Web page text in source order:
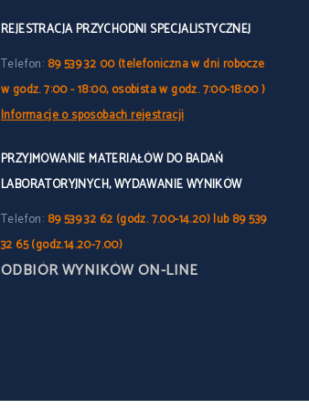
REJESTRACJA PRZYCHODNI SPECJALISTYCZNEJ
Telefon: 89 539 32 00 (telefoniczna w dni robocze
w godz. 7:00 - 18:00, osobista w godz. 7:00-18:00 )
Informacje o sposobach rejestracji
PRZYJMOWANIE MATERIAŁÓW DO BADAŃ
LABORATORYJNYCH, WYDAWANIE WYNIKÓW
Telefon: 89 539 32 62 (godz. 7.00-14.20) lub 89 539
32 65 (godz.14.20-7.00)
ODBIÓR WYNIKÓW ON-LINE